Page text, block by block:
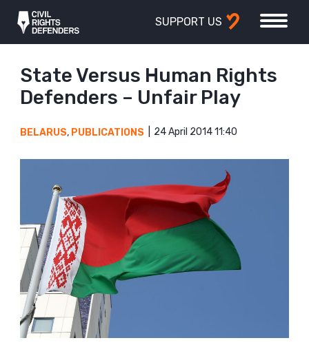
SUPPORT US
State Versus Human Rights
Defenders – Unfair Play
BELARUS, PUBLICATIONS 24 April 2014 11:40